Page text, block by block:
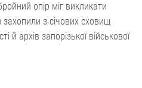
опір міг викликати
з січових сховищ
й архів запорізької військової